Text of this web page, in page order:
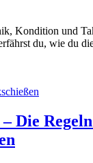
Kondition und
du, wie du
– Die